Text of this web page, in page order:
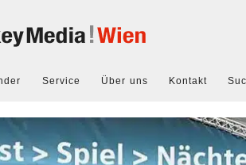
Service Über uns Kontakt